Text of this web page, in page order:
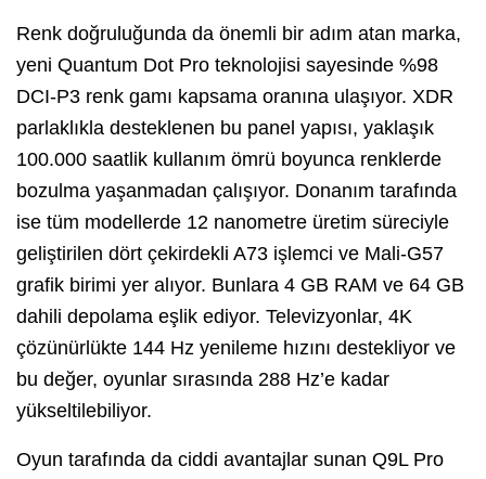
Renk doğruluğunda da önemli bir adım atan marka,
yeni Quantum Dot Pro teknolojisi sayesinde %98
DCI-P3 renk gamı kapsama oranına ulaşıyor. XDR
parlaklıkla desteklenen bu panel yapısı, yaklaşık
100.000 saatlik kullanım ömrü boyunca renklerde
bozulma yaşanmadan çalışıyor. Donanım tarafında
ise tüm modellerde 12 nanometre üretim süreciyle
geliştirilen dört çekirdekli A73 işlemci ve Mali-G57
grafik birimi yer alıyor. Bunlara 4 GB RAM ve 64 GB
dahili depolama eşlik ediyor. Televizyonlar, 4K
çözünürlükte 144 Hz yenileme hızını destekliyor ve
bu değer, oyunlar sırasında 288 Hz’e kadar
yükseltilebiliyor.
Oyun tarafında da ciddi avantajlar sunan Q9L Pro